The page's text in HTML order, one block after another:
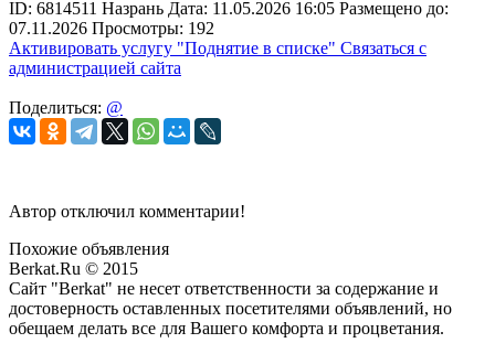
ID: 6814511 Назрань Дата: 11.05.2026 16:05 Размещено до:
07.11.2026 Просмотры: 192
Активировать услугу "Поднятие в списке" Связаться с
администрацией сайта
Поделиться: @
Автор отключил комментарии!
Похожие объявления
Berkat.Ru © 2015
Сайт "Berkat" не несет ответственности за содержание и
достоверность оставленных посетителями объявлений, но
обещаем делать все для Вашего комфорта и процветания.